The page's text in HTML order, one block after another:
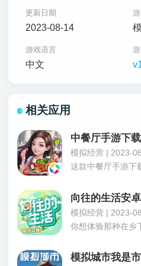
更新日期
2023-08-14
游戏语言
中文
相关应用
中餐厅手游下
模拟经营 | 2023-
向往的生活安
模拟经营 | 2023-
模拟城市我是